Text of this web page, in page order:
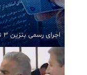
ورزشی
زیست
اجرای رسمی بنزین ۳ نرخی از هم‌اکنون